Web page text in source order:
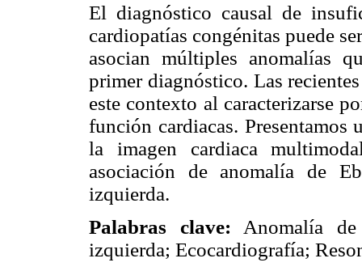
El diagnóstico causal de
cardiopatías congénitas puede
asocian múltiples anomalías
primer diagnóstico. Las
este contexto al caracterizarse
función cardiacas. Presentamos
la imagen cardiaca
asociación de anomalía de
izquierda.
Palabras clave: Anomalía
izquierda; Ecocardiografía;